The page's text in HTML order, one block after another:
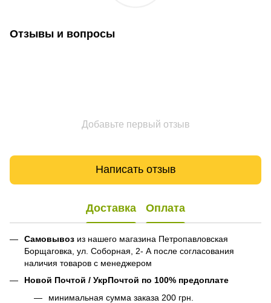
Отзывы и вопросы
Добавьте первый отзыв
Написать отзыв
Доставка Оплата
Самовывоз из нашего магазина Петропавловская
Борщаговка, ул. Соборная, 2- А после согласования
наличия товаров с менеджером
Новой Почтой / УкрПочтой по 100% предоплате
минимальная сумма заказа 200 грн.